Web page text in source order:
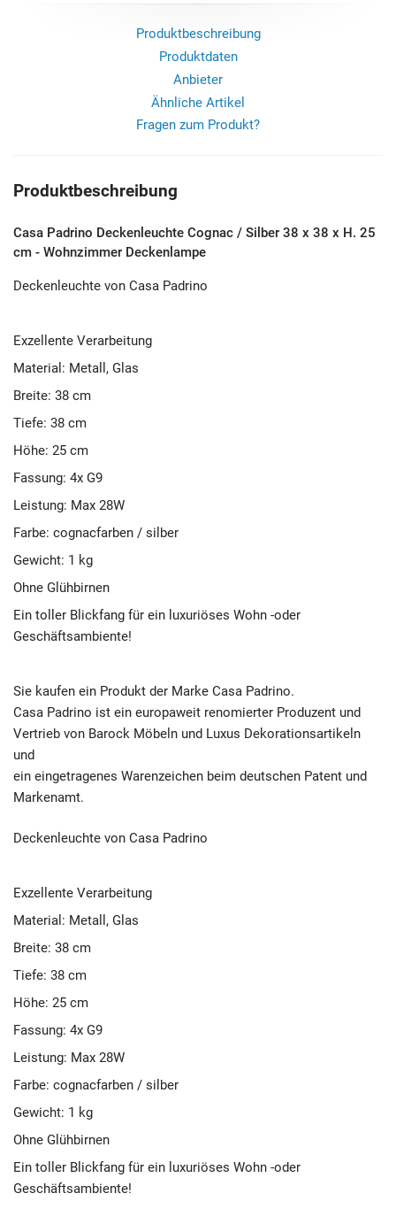
Produktbeschreibung
Produktdaten
Anbieter
Ähnliche Artikel
Fragen zum Produkt?
Produktbeschreibung
Casa Padrino Deckenleuchte Cognac / Silber 38 x 38 x H. 25
cm - Wohnzimmer Deckenlampe
Deckenleuchte von Casa Padrino
Exzellente Verarbeitung
Material: Metall, Glas
Breite: 38 cm
Tiefe: 38 cm
Höhe: 25 cm
Fassung: 4x G9
Leistung: Max 28W
Farbe: cognacfarben / silber
Gewicht: 1 kg
Ohne Glühbirnen
Ein toller Blickfang für ein luxuriöses Wohn -oder
Geschäftsambiente!
Sie kaufen ein Produkt der Marke Casa Padrino.
Casa Padrino ist ein europaweit renomierter Produzent und
Vertrieb von Barock Möbeln und Luxus Dekorationsartikeln
und
ein eingetragenes Warenzeichen beim deutschen Patent und
Markenamt.
Deckenleuchte von Casa Padrino
Exzellente Verarbeitung
Material: Metall, Glas
Breite: 38 cm
Tiefe: 38 cm
Höhe: 25 cm
Fassung: 4x G9
Leistung: Max 28W
Farbe: cognacfarben / silber
Gewicht: 1 kg
Ohne Glühbirnen
Ein toller Blickfang für ein luxuriöses Wohn -oder
Geschäftsambiente!